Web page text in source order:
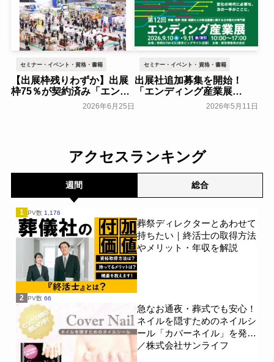
セミナー・イベント・資格・書籍
【出展枠残りわずか】出展
枠75％が契約済み「エンデ
ィング産業展2026」～出展
最終募集を開始～エンディ
2026年6月25日
セミナー・イベント・資格・書籍
出展社追加募集を開始！
「エンディング産業展
2026」—日本最大級の終
活・エンディングビジネス
2026年5月11日
アクセスランキング
週間 総合
1 PV数 1,176
葬祭ディレクターとあわせて
持ちたい｜終活士の取得方法
やメリット・年収を解説
2 PV数 66
急なお通夜・葬式でも安心！
ネイルを隠すためのネイルシ
ール「カバーネイル」を発売
／株式会社サンライフ